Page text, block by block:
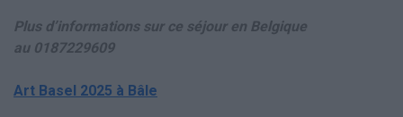
Plus d’informations sur ce séjour en Belgique
au 0187229609
Art Basel 2025 à Bâle